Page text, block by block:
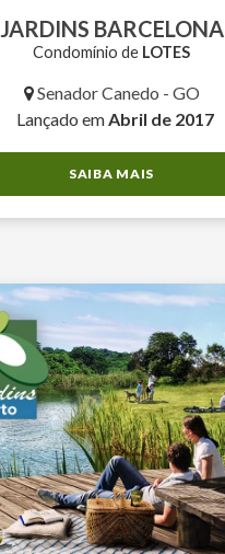
JARDINS BARCELONA
Condomínio de LOTES
Senador Canedo - GO
Lançado emAbril de 2017
SAIBA MAIS